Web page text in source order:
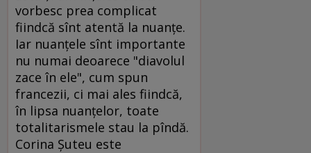
vorbesc prea complicat
fiindcă sînt atentă la nuanţe.
Iar nuanţele sînt importante
nu numai deoarece "diavolul
zace în ele", cum spun
francezii, ci mai ales fiindcă,
în lipsa nuanţelor, toate
totalitarismele stau la pîndă.
Corina Şuteu este